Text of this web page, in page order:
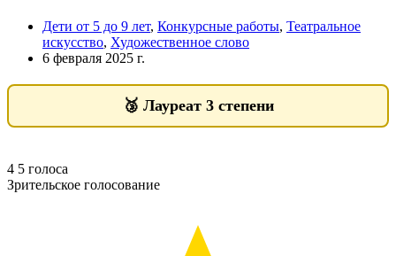
Дети от 5 до 9 лет, Конкурсные работы, Театральное
искусство, Художественное слово
6 февраля 2025 г.
🥉 Лауреат 3 степени
4 5 голоса
Зрительское голосование